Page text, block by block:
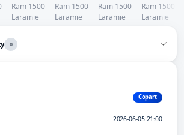
0
Copart
2026-06-05 21:00